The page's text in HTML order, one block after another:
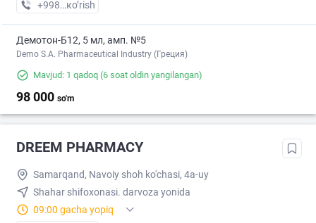
+998 (91) XXX-XX-XX
кo’rish
Демотон-Б12, 5 мл, амп. №5
Demo S.A. Pharmaceutical Industry (Греция)
Mavjud: 1 qadoq (6 soat oldin yangilangan)
98 000 so'm
DREEM PHARMACY
Samarqand, Navoiy shoh ko'chasi, 4a-uy
Shahar shifoxonasi. darvoza yonida
09:00 gacha yopiq